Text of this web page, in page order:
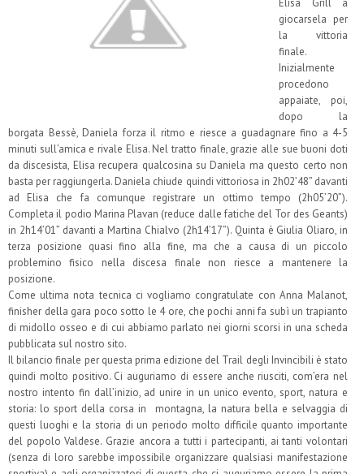
Elisa Grill a
giocarsela per
la vittoria
finale.
Inizialmente
procedono
appaiate, poi,
dopo la
borgata Bessè, Daniela forza il ritmo e riesce a guadagnare fino a 4-5
minuti sull’amica e rivale Elisa. Nel tratto finale, grazie alle sue buoni doti
da discesista, Elisa recupera qualcosina su Daniela ma questo certo non
basta per raggiungerla. Daniela chiude quindi vittoriosa in 2h02’48” davanti
ad Elisa che fa comunque registrare un ottimo tempo (2h05’20”).
Completa il podio Marina Plavan (reduce dalle fatiche del Tor des Geants)
in 2h14’01” davanti a Martina Chialvo (2h14’17”). Quinta è Giulia Oliaro, in
terza posizione quasi fino alla fine, ma che a causa di un piccolo
problemino fisico nella discesa finale non riesce a mantenere la
posizione.
Come ultima nota tecnica ci vogliamo congratulate con Anna Malanot,
finisher della gara poco sotto le 4 ore, che pochi anni fa subì un trapianto
di midollo osseo e di cui abbiamo parlato nei giorni scorsi in una scheda
pubblicata sul nostro sito.
Il bilancio finale per questa prima edizione del Trail degli Invincibili è stato
quindi molto positivo. Ci auguriamo di essere anche riusciti, com’era nel
nostro intento fin dall’inizio, ad unire in un unico evento, sport, natura e
storia: lo sport della corsa in montagna, la natura bella e selvaggia di
questi luoghi e la storia di un periodo molto difficile quanto importante
del popolo Valdese. Grazie ancora a tutti i partecipanti, ai tanti volontari
(senza di loro sarebbe impossibile organizzare qualsiasi manifestazione